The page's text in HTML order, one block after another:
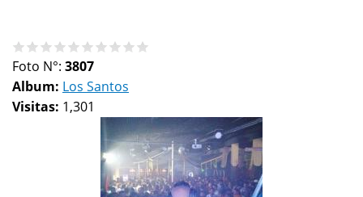
Foto N°: 3807
Album: Los Santos
Visitas: 1,301